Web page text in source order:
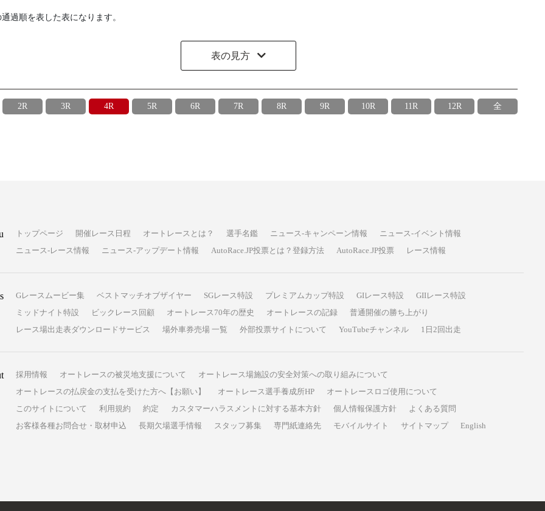
過順を表した表になります。
表の見方
2R 3R 4R 5R 6R 7R 8R 9R 10R 11R 12R 全
トップページ 開催レース日程 オートレースとは？ 選手名鑑 ニュース-キャンペーン情報
ニュース-イベント情報
ニュース-レース情報
ニュース-アップデート情報 AutoRace.JP投票とは？登録方法 AutoRace.JP投票 レース情報
Gレースムービー集 ベストマッチオブザイヤー SGレース特設 プレミアムカップ特設 GIレース特設
GIIレース特設
ミッドナイト特設
ビックレース回顧 オートレース70年の歴史 オートレースの記録
普通開催の勝ち上がり
レース場出走表ダウンロードサービス
場外車券売場 一覧 外部投票サイトについて YouTubeチャンネル 1日2回出走
採用情報 オートレースの被災地支援について
オートレース場施設の安全対策への取り組みについて
オートレースの払戻金の支払を受けた方へ【お願い】
オートレース選手養成所HP
オートレースロゴ使用について
このサイトについて
利用規約 約定 カスタマーハラスメントに対する基本方針 個人情報保護方針
よくある質問
お客様各種お問合せ・取材申込
長期欠場選手情報 スタッフ募集 専門紙連絡先 モバイルサイト サイトマップ English